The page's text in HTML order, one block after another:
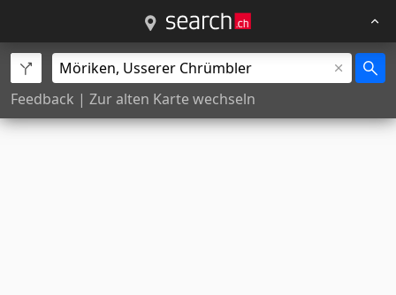
Feedback | Zur alten Karte wechseln